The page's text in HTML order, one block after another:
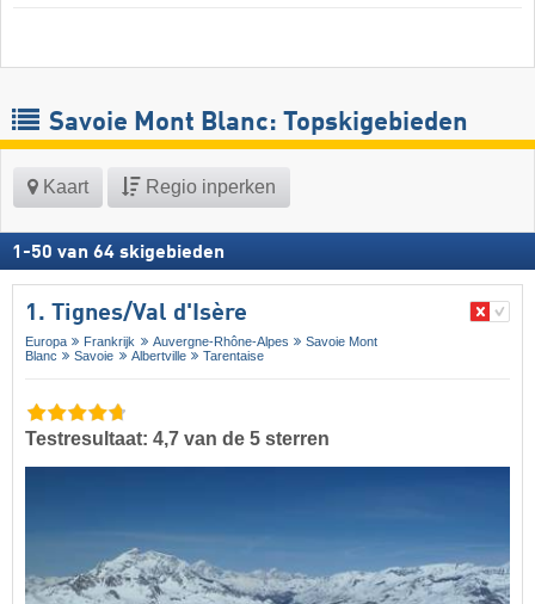
Savoie Mont Blanc: Topskigebieden
Kaart Regio inperken
1 -50 van 64 skigebieden
1. Tignes/​Val d'Isère
Europa Frankrijk Auvergne-Rhône-Alpes
Savoie Mont
Blanc
Savoie Albertville Tarentaise
Testresultaat: 4,7 van de 5 sterren